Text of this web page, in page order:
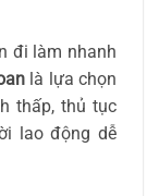
đi làm nhanh
là lựa chọn
thấp, thủ tục
lao động dễ